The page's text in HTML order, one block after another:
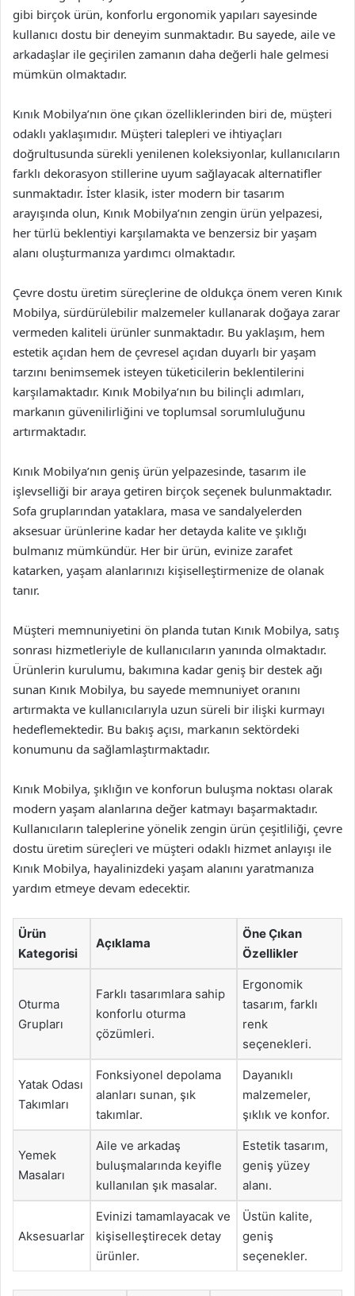
gibi birçok ürün, konforlu ergonomik yapıları sayesinde
kullanıcı dostu bir deneyim sunmaktadır. Bu sayede, aile ve
arkadaşlar ile geçirilen zamanın daha değerli hale gelmesi
mümkün olmaktadır.
Kınık Mobilya’nın öne çıkan özelliklerinden biri de, müşteri
odaklı yaklaşımıdır. Müşteri talepleri ve ihtiyaçları
doğrultusunda sürekli yenilenen koleksiyonlar, kullanıcıların
farklı dekorasyon stillerine uyum sağlayacak alternatifler
sunmaktadır. İster klasik, ister modern bir tasarım
arayışında olun, Kınık Mobilya’nın zengin ürün yelpazesi,
her türlü beklentiyi karşılamakta ve benzersiz bir yaşam
alanı oluşturmanıza yardımcı olmaktadır.
Çevre dostu üretim süreçlerine de oldukça önem veren Kınık
Mobilya, sürdürülebilir malzemeler kullanarak doğaya zarar
vermeden kaliteli ürünler sunmaktadır. Bu yaklaşım, hem
estetik açıdan hem de çevresel açıdan duyarlı bir yaşam
tarzını benimsemek isteyen tüketicilerin beklentilerini
karşılamaktadır. Kınık Mobilya’nın bu bilinçli adımları,
markanın güvenilirliğini ve toplumsal sorumluluğunu
artırmaktadır.
Kınık Mobilya’nın geniş ürün yelpazesinde, tasarım ile
işlevselliği bir araya getiren birçok seçenek bulunmaktadır.
Sofa gruplarından yataklara, masa ve sandalyelerden
aksesuar ürünlerine kadar her detayda kalite ve şıklığı
bulmanız mümkündür. Her bir ürün, evinize zarafet
katarken, yaşam alanlarınızı kişiselleştirmenize de olanak
tanır.
Müşteri memnuniyetini ön planda tutan Kınık Mobilya, satış
sonrası hizmetleriyle de kullanıcıların yanında olmaktadır.
Ürünlerin kurulumu, bakımına kadar geniş bir destek ağı
sunan Kınık Mobilya, bu sayede memnuniyet oranını
artırmakta ve kullanıcılarıyla uzun süreli bir ilişki kurmayı
hedeflemektedir. Bu bakış açısı, markanın sektördeki
konumunu da sağlamlaştırmaktadır.
Kınık Mobilya, şıklığın ve konforun buluşma noktası olarak
modern yaşam alanlarına değer katmayı başarmaktadır.
Kullanıcıların taleplerine yönelik zengin ürün çeşitliliği, çevre
dostu üretim süreçleri ve müşteri odaklı hizmet anlayışı ile
Kınık Mobilya, hayalinizdeki yaşam alanını yaratmanıza
yardım etmeye devam edecektir.
Ürün
Kategorisi
Açıklama
Öne Çıkan
Özellikler
Oturma
Grupları
Farklı tasarımlara sahip
konforlu oturma
çözümleri.
Ergonomik
tasarım, farklı
renk
seçenekleri.
Yatak Odası
Takımları
Fonksiyonel depolama
alanları sunan, şık
takımlar.
Dayanıklı
malzemeler,
şıklık ve konfor.
Yemek
Masaları
Aile ve arkadaş
buluşmalarında keyifle
kullanılan şık masalar.
Estetik tasarım,
geniş yüzey
alanı.
Aksesuarlar
Evinizi tamamlayacak ve
kişiselleştirecek detay
ürünler.
Üstün kalite,
geniş
seçenekler.